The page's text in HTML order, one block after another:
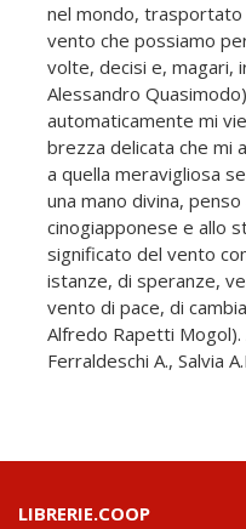
nel mondo, trasportato
vento che possiamo
volte, decisi e, magari,
Alessandro
automaticamente mi
brezza delicata che mi
a quella meravigliosa
una mano divina,
cinogiapponese e allo
significato del vento
istanze, di speranze,
vento di pace, di
Alfredo Rapetti Mogol).
Ferraldeschi A., Salvia
LIBRERIE.COOP